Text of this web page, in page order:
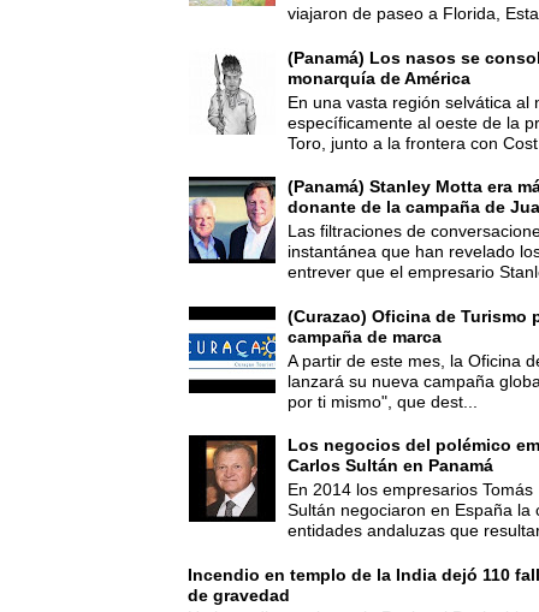
viajaron de paseo a Florida,
(Panamá) Los nasos se
monarquía de América
En una vasta región selvática al
específicamente al oeste de la
Toro, junto a la frontera con
(Panamá) Stanley Motta era
donante de la campaña de
Las filtraciones de
instantánea que han revelado
entrever que el empresario
(Curazao) Oficina de Turismo
campaña de marca
A partir de este mes, la Oficina
lanzará su nueva campaña
por ti mismo", que dest...
Los negocios del polémico
Carlos Sultán en Panamá
En 2014 los empresarios
Sultán negociaron en España la
entidades andaluzas que
Incendio en templo de la India dejó 110
de gravedad